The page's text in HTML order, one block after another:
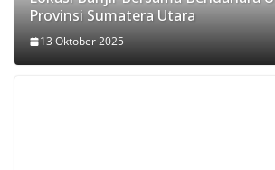
Provinsi Sumatera Utara
13 Oktober 2025